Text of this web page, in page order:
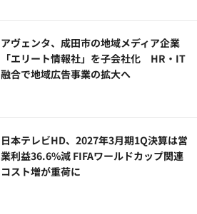
アヴェンタ、成田市の地域メディア企業
「エリート情報社」を子会社化 HR・IT
融合で地域広告事業の拡大へ
日本テレビHD、2027年3月期1Q決算は営
業利益36.6%減 FIFAワールドカップ関連
コスト増が重荷に